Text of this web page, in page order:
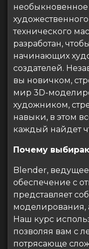
необыкновенное
технического
разработан,
начинающих
создателей.
вы новичком,
мир 3D-
художником,
навыки, в этом
каждый найдет
Почему
Blender,
обеспечение с
представляет
Наш курс
позволяя вам с
потрясающе